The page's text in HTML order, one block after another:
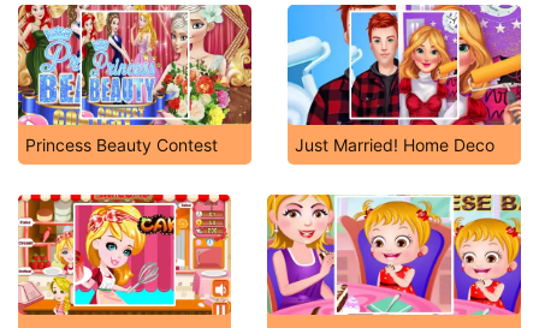
Princess Beauty Contest Just Married! Home Deco